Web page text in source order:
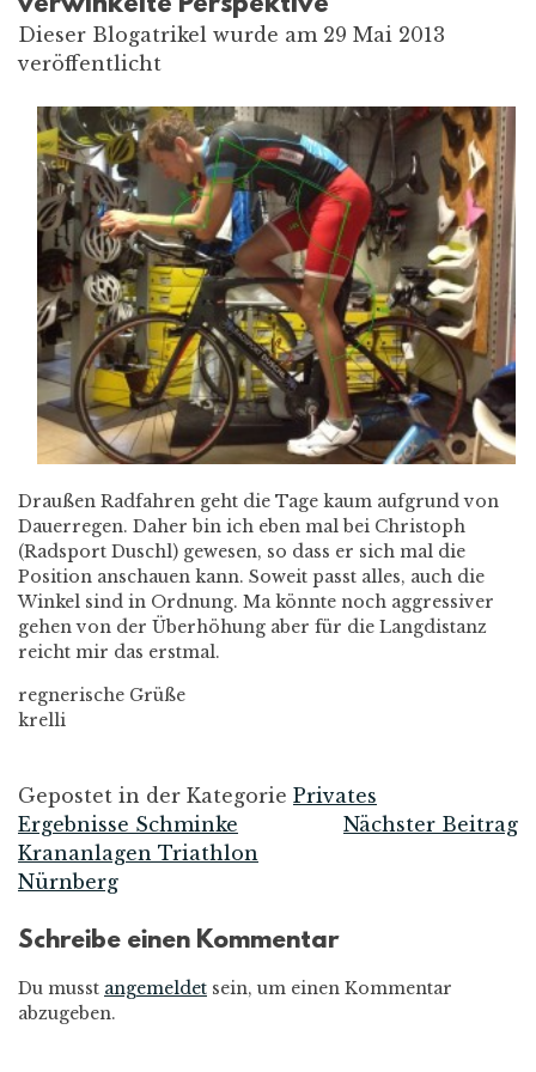
Dieser Blogatrikel wurde am 29 Mai 2013
veröffentlicht
Draußen Radfahren geht die Tage kaum aufgrund von
Dauerregen. Daher bin ich eben mal bei Christoph
(Radsport Duschl) gewesen, so dass er sich mal die
Position anschauen kann. Soweit passt alles, auch die
Winkel sind in Ordnung. Ma könnte noch aggressiver
gehen von der Überhöhung aber für die Langdistanz
reicht mir das erstmal.
regnerische Grüße
krelli
Gepostet in der Kategorie Privates
Beitrags-
Navigation
Ergebnisse Schminke
Krananlagen Triathlon
Nürnberg
Nächster Beitrag
Schreibe einen Kommentar
Du musst angemeldet sein, um einen Kommentar
abzugeben.